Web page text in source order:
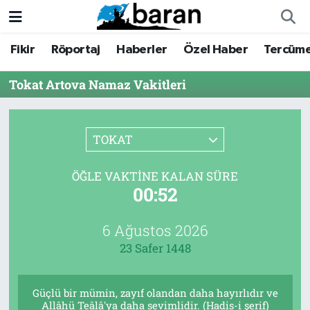
Fikir Röportaj Haberler Özel Haber
Tokat Artova Namaz Vakitleri
TOKAT
ÖĞLE VAKTINE KALAN SÜRE
00:52
6 Ağustos 2026
23 Safer 1448
Güçlü bir mümin, zayıf olandan daha hayırlıdır ve
Allâhü Teâlâ'ya daha sevimlidir. (Hadis-i şerif)
Fikir
Röportaj
Dergi
Fikir
Röportaj
Dergi
Nöbetçi Eczaneler
Hava Durumu
Son Dakika Haberleri